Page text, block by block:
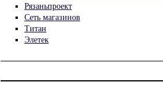
Рязаньпроект
Сеть магазинов
Титан
Элетек